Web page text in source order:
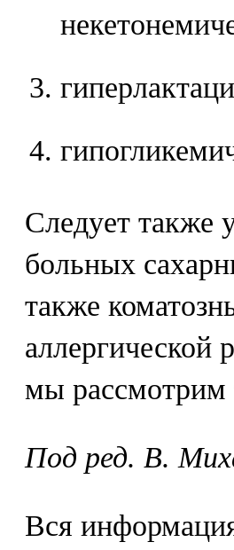
Следует также
больных
также
аллергической
мы рассмотрим
Под ред. В.
Вся